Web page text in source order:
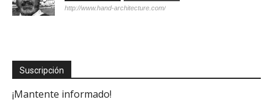
http://www.hand-architecture.com/
Suscripción